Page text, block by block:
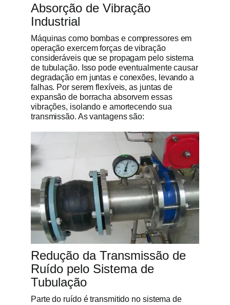
Absorção de Vibração
Industrial
Máquinas como bombas e compressores em
operação exercem forças de vibração
consideráveis que se propagam pelo sistema
de tubulação. Isso pode eventualmente causar
degradação em juntas e conexões, levando a
falhas. Por serem flexíveis, as juntas de
expansão de borracha absorvem essas
vibrações, isolando e amortecendo sua
transmissão. As vantagens são:
Redução da Transmissão de
Ruído pelo Sistema de
Tubulação
Parte do ruído é transmitido no sistema de